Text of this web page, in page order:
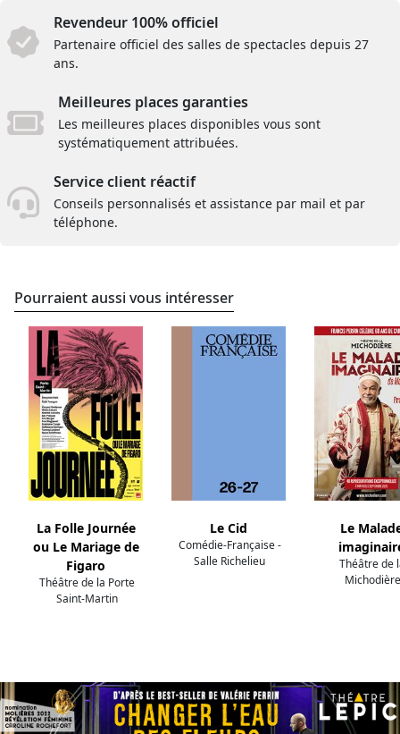
Revendeur 100% officiel
Partenaire officiel des salles de spectacles depuis 27
ans.
Meilleures places garanties
Les meilleures places disponibles vous sont
systématiquement attribuées.
Service client réactif
Conseils personnalisés et assistance par mail et par
téléphone.
Pourraient aussi vous intéresser
La Folle Journée
ou Le Mariage de
Figaro
Théâtre de la Porte
Saint-Martin
Le Cid
Comédie-Française -
Salle Richelieu
Le
Théâtre de
Michodière